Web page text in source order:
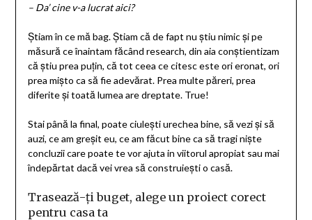
– Da’ cine v-a lucrat aici?
Știam în ce mă bag. Știam că de fapt nu știu nimic și pe
măsură ce înaintam făcând research, din aia conștientizam
că știu prea puțin, că tot ceea ce citesc este ori eronat, ori
prea mișto ca să fie adevărat. Prea multe păreri, prea
diferite și toată lumea are dreptate. True!
Stai până la final, poate ciulești urechea bine, să vezi și să
auzi, ce am greșit eu, ce am făcut bine ca să tragi niște
concluzii care poate te vor ajuta in viitorul apropiat sau mai
îndepărtat dacă vei vrea să construiești o casă.
Trasează-ți buget, alege un proiect corect
pentru casa ta